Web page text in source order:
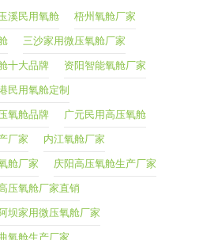
溪民用氧舱 梧州氧舱厂家
三沙家用微压氧舱厂家
十大品牌 资阳智能氧舱厂家
民用氧舱定制
氧舱品牌 广元民用高压氧舱
厂家 内江氧舱厂家
舱厂家 庆阳高压氧舱生产厂家
压氧舱厂家直销
坝家用微压氧舱厂家
氧舱生产厂家